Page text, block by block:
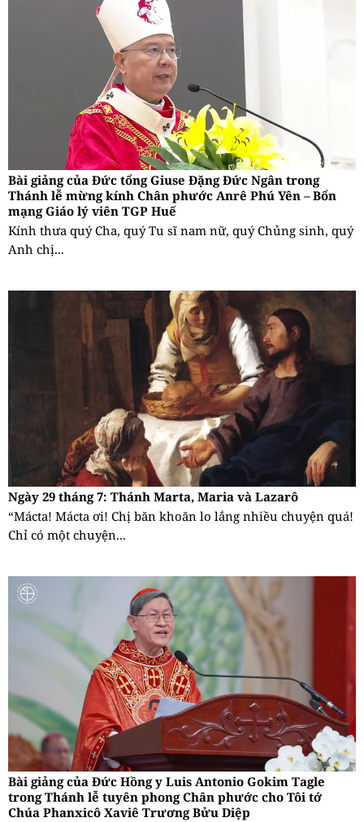
Bài giảng của Đức tổng Giuse Đặng Đức Ngân trong
Thánh lễ mừng kính Chân phước Anrê Phú Yên – Bổn
mạng Giáo lý viên TGP Huế
Kính thưa quý Cha, quý Tu sĩ nam nữ, quý Chủng sinh, quý
Anh chị...
Ngày 29 tháng 7: Thánh Marta, Maria và Lazarô
“Mácta! Mácta ơi! Chị băn khoăn lo lắng nhiều chuyện quá!
Chỉ có một chuyện...
Bài giảng của Đức Hồng y Luis Antonio Gokim Tagle
trong Thánh lễ tuyên phong Chân phước cho Tôi tớ
Chúa Phanxicô Xaviê Trương Bửu Diệp